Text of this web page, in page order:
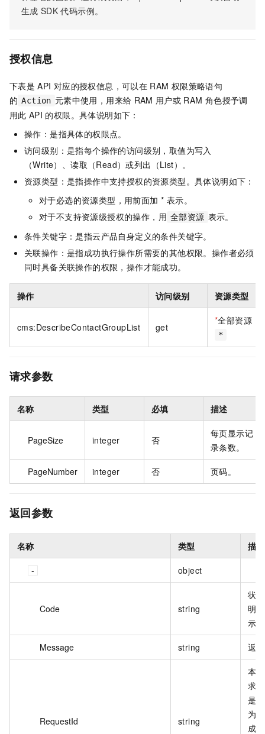
生成 SDK 代码示例。
授权信息
下表是 API 对应的授权信息，可以在 RAM 权限策略语句
的 Action 元素中使用，用来给 RAM 用户或 RAM 角色授予调
用此 API 的权限。具体说明如下：
操作：是指具体的权限点。
访问级别：是指每个操作的访问级别，取值为写入
（Write）、读取（Read）或列出（List）。
资源类型：是指操作中支持授权的资源类型。具体说明如下：
对于必选的资源类型，用前面加 * 表示。
对于不支持资源级授权的操作，用 全部资源 表示。
条件关键字：是指云产品自身定义的条件关键字。
关联操作：是指成功执行操作所需要的其他权限。操作者必须
同时具备关联操作的权限，操作才能成功。
操作 访问级别 资源类型
cms:DescribeContactGroupList get
*全部资源
*
请求参数
名称 类型 必填 描述
PageSize integer 否
每页显示记
录条数。
PageNumber integer 否 页码。
返回参数
名称 类型 描述
object
Code string
状
明
示
Message string 返
RequestId string
本
求
是
为
成